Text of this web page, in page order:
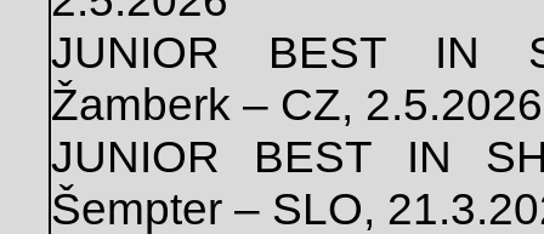
JUNIOR BEST IN
Žamberk – CZ, 2.5.2026
JUNIOR BEST IN
Šempter – SLO,